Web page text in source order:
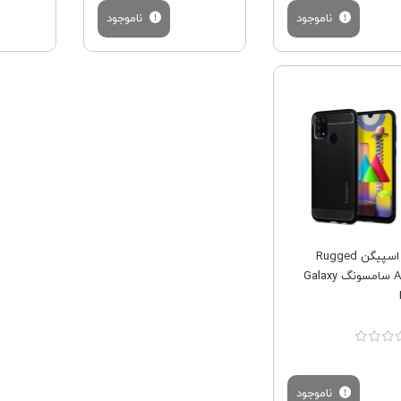
ناموجود ناموجود
کاور اسپیگن Rugged
Armo سامسونگ Galaxy
ناموجود